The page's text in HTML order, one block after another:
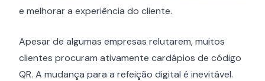
e melhorar a experiência do cliente.
Apesar de algumas empresas relutarem, muitos
clientes procuram ativamente cardápios de código
QR. A mudança para a refeição digital é inevitável.